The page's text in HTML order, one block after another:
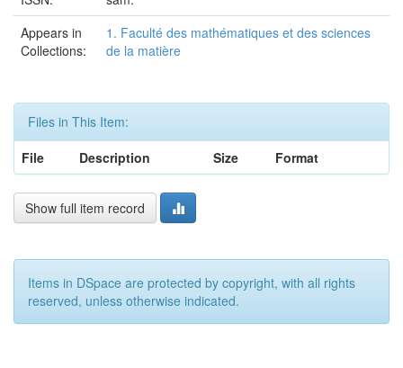
Appears in
Collections:
1. Faculté des mathématiques et des sciences
de la matière
Files in This Item:
File
Description Size Format
Show full item record
Items in DSpace are protected by copyright, with all rights
reserved, unless otherwise indicated.